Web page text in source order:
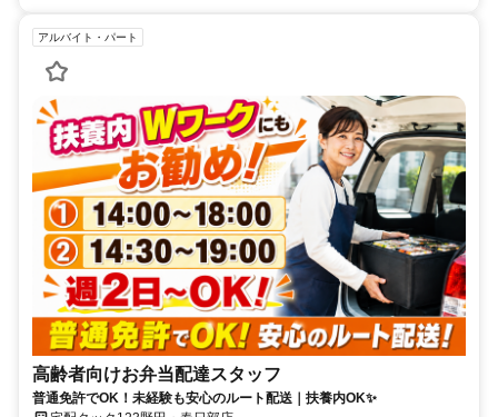
アルバイト・パート
高齢者向けお弁当配達スタッフ
普通免許でOK！未経験も安心のルート配送｜扶養内OK✨